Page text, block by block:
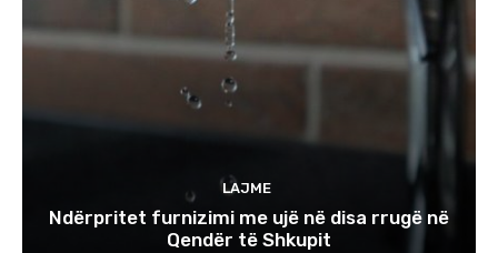
LAJME
Ndërpritet furnizimi me ujë në disa rrugë në
Qendër të Shkupit